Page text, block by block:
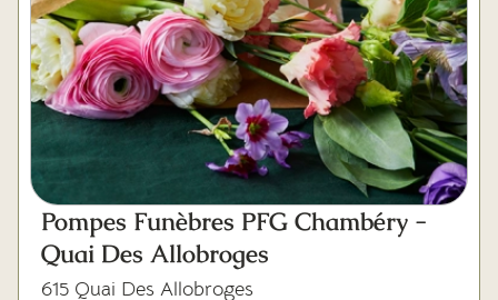
Pompes Funèbres PFG Chambéry -
Quai Des Allobroges
615 Quai Des Allobroges